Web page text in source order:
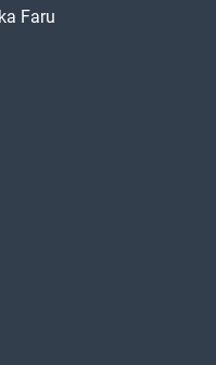
Faru